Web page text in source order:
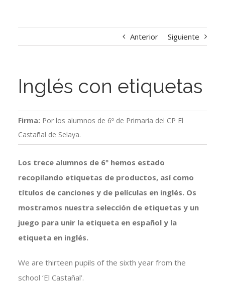
Anterior Siguiente
Inglés con etiquetas
Firma: Por los alumnos de 6º de Primaria del CP El
Castañal de Selaya.
Los trece alumnos de 6º hemos estado
recopilando etiquetas de productos, así como
títulos de canciones y de películas en inglés. Os
mostramos nuestra selección de etiquetas y un
juego para unir la etiqueta en español y la
etiqueta en inglés.
We are thirteen pupils of the sixth year from the
school ‘El Castañal’.